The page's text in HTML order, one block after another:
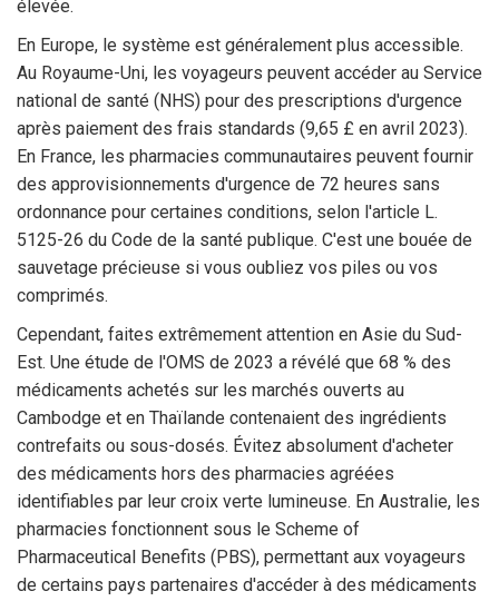
élevée.
En Europe, le système est généralement plus accessible.
Au Royaume-Uni, les voyageurs peuvent accéder au Service
national de santé (NHS) pour des prescriptions d'urgence
après paiement des frais standards (9,65 £ en avril 2023).
En France, les pharmacies communautaires peuvent fournir
des approvisionnements d'urgence de 72 heures sans
ordonnance pour certaines conditions, selon l'article L.
5125-26 du Code de la santé publique. C'est une bouée de
sauvetage précieuse si vous oubliez vos piles ou vos
comprimés.
Cependant, faites extrêmement attention en Asie du Sud-
Est. Une étude de l'OMS de 2023 a révélé que 68 % des
médicaments achetés sur les marchés ouverts au
Cambodge et en Thaïlande contenaient des ingrédients
contrefaits ou sous-dosés. Évitez absolument d'acheter
des médicaments hors des pharmacies agréées
identifiables par leur croix verte lumineuse. En Australie, les
pharmacies fonctionnent sous le Scheme of
Pharmaceutical Benefits (PBS), permettant aux voyageurs
de certains pays partenaires d'accéder à des médicaments